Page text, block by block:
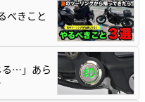
べきこと
る…」あら